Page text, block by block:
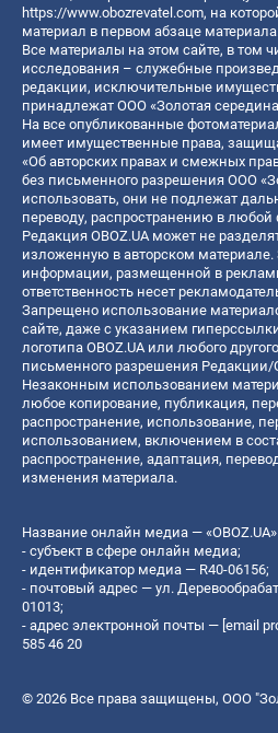
https://www.obozrevatel.com, на
материал в первом абзаце материала.
Все материалы на этом сайте, в том
исследования – служебные
редакции, исключительные
принадлежат ООО «Золотая
На все опубликованные
имеет имущественные права,
«Об авторских правах и смежных
без письменного разрешения ООО
использовать, они не подлежат
переводу, распространению в любой
Редакция OBOZ.UA может не
изложенную в авторском материале.
информации, размещенной в
ответственность несет
Запрещено использование
сайте, даже с указанием
логотипа OBOZ.UA или любого
письменного разрешения Редакции/
Незаконным использованием
любое копирование, публикация,
распространение, использование,
использованием, включением в
распространение, адаптация,
изменения материала.
Название онлайн медиа — «OBOZ.UA»
- субъект в сфере онлайн медиа;
- идентификатор медиа — R40-06156;
- почтовый адрес — ул.
01013;
- адрес электронной почты — [email
585 46 20
© 2026 Все права защищены, ООО